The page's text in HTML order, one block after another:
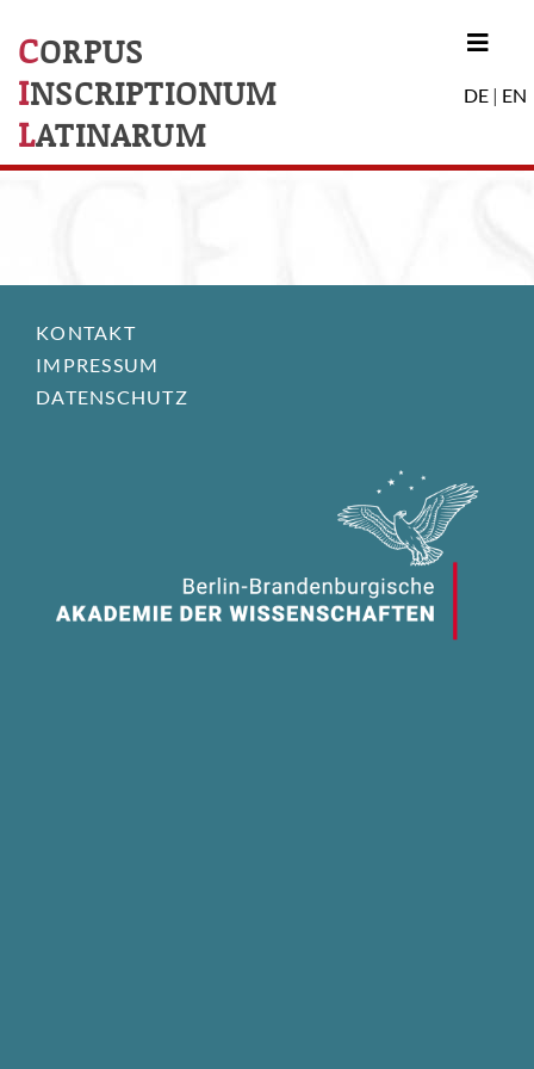
CORPUS
INSCRIPTIONUM
LATINARUM
DE| EN
KONTAKT
IMPRESSUM
DATENSCHUTZ